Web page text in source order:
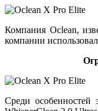
Компания Oclean,
компании
Среди особенностей